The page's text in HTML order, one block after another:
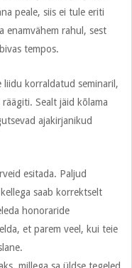
peale, siis ei tule eriti
enamvähem rahul, sest
tempos.
liidu korraldatud seminaril,
Sealt jäid kõlama
ajakirjanikud
esitada. Paljud
saab korrektselt
honoraride
et parem veel, kui teie